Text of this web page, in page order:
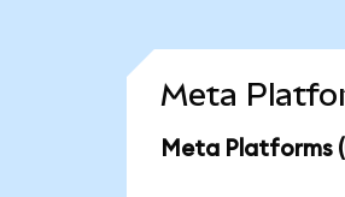
Meta
Meta Platforms